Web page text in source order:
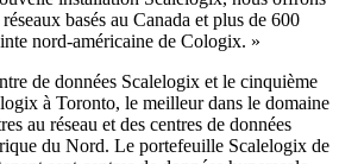
basés au Canada et plus de 600
nord-américaine de Cologix. »
de données Scalelogix et le cinquième
à Toronto, le meilleur dans le domaine
au réseau et des centres de données
du Nord. Le portefeuille Scalelogix de